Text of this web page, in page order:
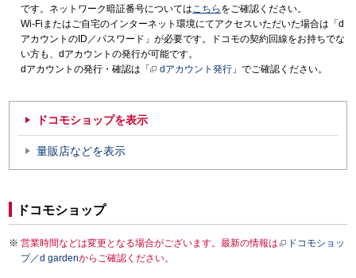
です。ネットワーク暗証番号についてはこちら をご確認ください。
Wi-Fiまたはご自宅のインターネット環境にてアクセスいただいた場合は「d
アカウントのID／パスワード」が必要です。ドコモの契約回線をお持ちでな
い方も、dアカウントの発行が可能です。
dアカウントの発行・確認は「
dアカウント発行 」でご確認ください。
ドコモショップを表示
量販店などを表示
ドコモショップ
営業時間などは変更となる場合がございます。最新の情報は
ドコモショッ
プ／d gardenからご確認ください。